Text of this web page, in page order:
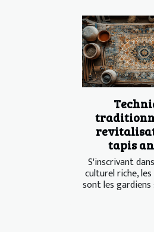
tapis
S'inscrivant
culturel riche,
sont les gardiens